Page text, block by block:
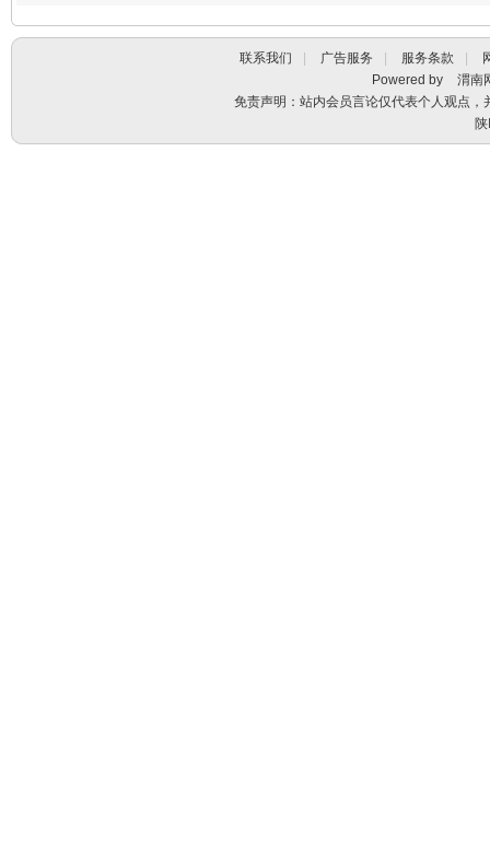
联系我们 | 广告服务 | 服务条款 |
Powered by
渭南
免责声明：站内会员言论仅代表个人观点